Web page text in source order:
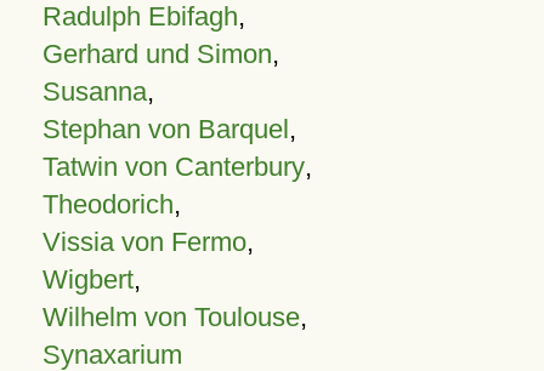
Radulph Ebifagh,
Gerhard und Simon,
Susanna,
Stephan von Barquel,
Tatwin von Canterbury,
Theodorich,
Vissia von Fermo,
Wigbert,
Wilhelm von Toulouse,
Synaxarium